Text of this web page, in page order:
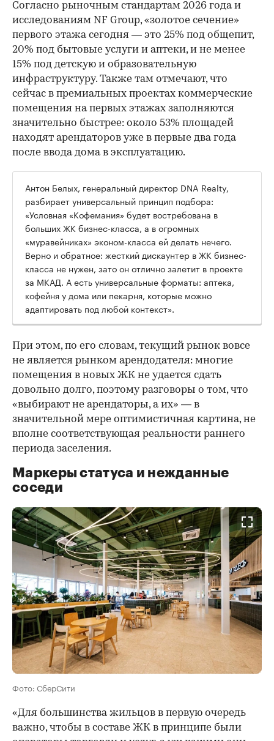
Согласно рыночным стандартам 2026 года и
исследованиям NF Group, «золотое сечение»
первого этажа сегодня — это 25% под общепит,
20% под бытовые услуги и аптеки, и не менее
15% под детскую и образовательную
инфраструктуру. Также там отмечают, что
сейчас в премиальных проектах коммерческие
помещения на первых этажах заполняются
значительно быстрее: около 53% площадей
находят арендаторов уже в первые два года
после ввода дома в эксплуатацию.
Антон Белых, генеральный директор DNA Realty,
разбирает универсальный принцип подбора:
«Условная «Кофемания» будет востребована в
больших ЖК бизнес-класса, а в огромных
«муравейниках» эконом-класса ей делать нечего.
Верно и обратное: жесткий дискаунтер в ЖК бизнес-
класса не нужен, зато он отлично залетит в проекте
за МКАД. А есть универсальные форматы: аптека,
кофейня у дома или пекарня, которые можно
адаптировать под любой контекст».
При этом, по его словам, текущий рынок вовсе
не является рынком арендодателя: многие
помещения в новых ЖК не удается сдать
довольно долго, поэтому разговоры о том, что
«выбирают не арендаторы, а их» — в
значительной мере оптимистичная картина, не
вполне соответствующая реальности раннего
периода заселения.
Маркеры статуса и нежданные
соседи
Фото: СберСити
«Для большинства жильцов в первую очередь
важно, чтобы в составе ЖК в принципе были